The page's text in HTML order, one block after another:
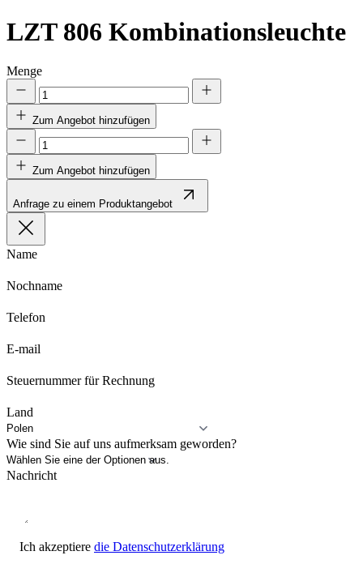
LZT 806 Kombinationsleuchte
Menge
Zum Angebot hinzufügen
Zum Angebot hinzufügen
Anfrage zu einem Produktangebot
Name
Nochname
Telefon
E-mail
Steuernummer für Rechnung
Land
Wie sind Sie auf uns aufmerksam geworden?
Nachricht
Ich akzeptiere die Datenschutzerklärung